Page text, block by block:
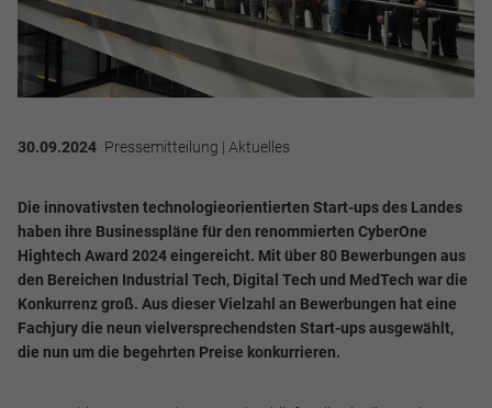
30.09.2024 Pressemitteilung | Aktuelles
Die innovativsten technologieorientierten Start-ups des Landes
haben ihre Businesspläne für den renommierten CyberOne
Hightech Award 2024 eingereicht. Mit über 80 Bewerbungen aus
den Bereichen Industrial Tech, Digital Tech und MedTech war die
Konkurrenz groß. Aus dieser Vielzahl an Bewerbungen hat eine
Fachjury die neun vielversprechendsten Start-ups ausgewählt,
die nun um die begehrten Preise konkurrieren.